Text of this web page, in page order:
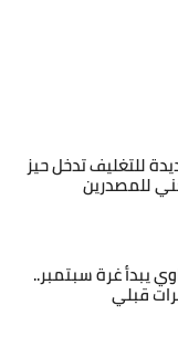
للتغليف تدخل حيز
للمصدرين
يبدأ غرة سبتمبر..
قبلي